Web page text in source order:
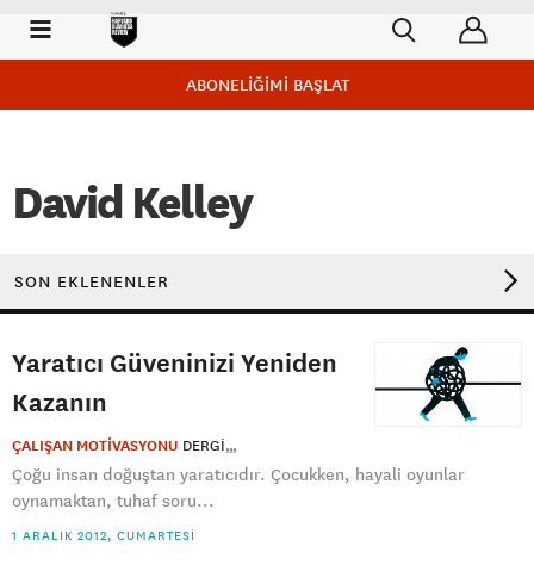
ABONELİĞİMİ BAŞLAT
David Kelley
SON EKLENENLER
Yaratıcı Güveninizi Yeniden
Kazanın
ÇALIŞAN MOTİVASYONU DERGI
Çoğu insan doğuştan yaratıcıdır. Çocukken, hayali oyunlar
oynamaktan, tuhaf soru...
1 ARALIK 2012, CUMARTESI